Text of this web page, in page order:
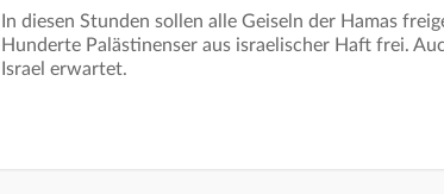
In diesen Stunden sollen alle Geiseln der Hamas
Hunderte Palästinenser aus israelischer Haft frei.
Israel erwartet.